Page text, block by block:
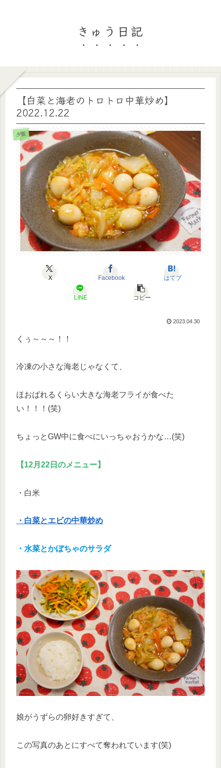
きゅう日記
【白菜と海老のトロトロ中華炒め】
2022.12.22
夕飯
X Facebook はてブ
LINE コピー
2023.04.30
くぅ～～～！！
冷凍の小さな海老じゃなくて、
ほおばれるくらい大きな海老フライが食べた
い！！！(笑)
ちょっとGW中に食べにいっちゃおうかな…(笑)
【12月22日のメニュー】
・白米
・白菜とエビの中華炒め
・水菜とかぼちゃのサラダ
娘がうずらの卵好きすぎて、
この写真のあとにすべて奪われています(笑)